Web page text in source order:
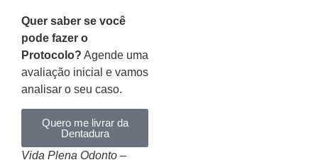
Quer saber se você
pode fazer o
Protocolo? Agende uma
avaliação inicial e vamos
analisar o seu caso.
Quero me livrar da
Dentadura
Vida Plena Odonto –